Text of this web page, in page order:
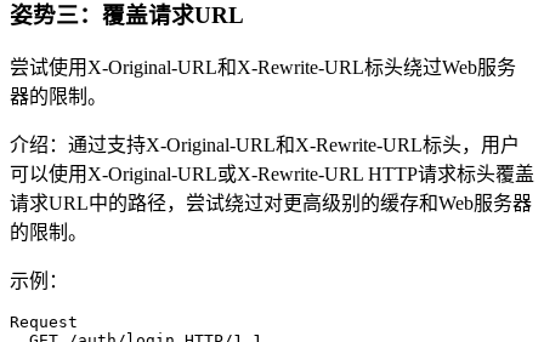
姿势三：覆盖请求URL
尝试使用X-Original-URL和X-Rewrite-URL标头绕过Web服务
器的限制。
介绍：通过支持X-Original-URL和X-Rewrite-URL标头，用户
可以使用X-Original-URL或X-Rewrite-URL HTTP请求标头覆盖
请求URL中的路径，尝试绕过对更高级别的缓存和Web服务器
的限制。
示例：
Request